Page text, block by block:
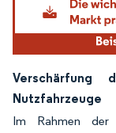
Verschärfung
Nutzfahrzeuge
Im Rahmen der